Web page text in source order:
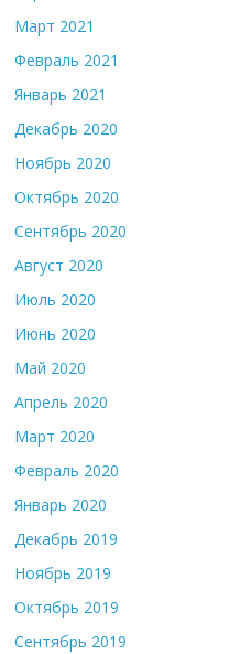
Март 2021
Февраль 2021
Январь 2021
Декабрь 2020
Ноябрь 2020
Октябрь 2020
Сентябрь 2020
Август 2020
Июль 2020
Июнь 2020
Май 2020
Апрель 2020
Март 2020
Февраль 2020
Январь 2020
Декабрь 2019
Ноябрь 2019
Октябрь 2019
Сентябрь 2019